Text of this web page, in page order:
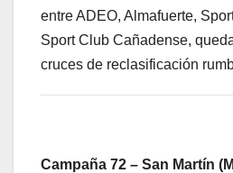
entre ADEO, Almafuerte,
Sport Club Cañadense,
cruces de reclasificación
Campaña 72 – San Martín